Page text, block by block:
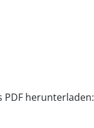
PDF herunterladen: